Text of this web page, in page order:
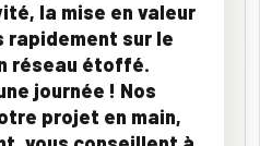
la mise en valeur
sur le
réseau étoffé.
journée ! Nos
projet en main,